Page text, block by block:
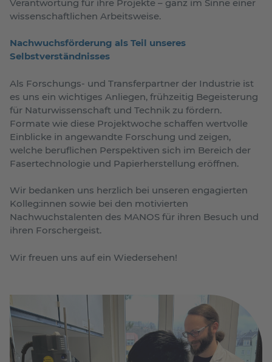
Verantwortung für ihre Projekte – ganz im Sinne einer
wissenschaftlichen Arbeitsweise.
Nachwuchsförderung als Teil unseres
Selbstverständnisses
Als Forschungs- und Transferpartner der Industrie ist
es uns ein wichtiges Anliegen, frühzeitig Begeisterung
für Naturwissenschaft und Technik zu fördern.
Formate wie diese Projektwoche schaffen wertvolle
Einblicke in angewandte Forschung und zeigen,
welche beruflichen Perspektiven sich im Bereich der
Fasertechnologie und Papierherstellung eröffnen.
Wir bedanken uns herzlich bei unseren engagierten
Kolleg:innen sowie bei den motivierten
Nachwuchstalenten des MANOS für ihren Besuch und
ihren Forschergeist.
Wir freuen uns auf ein Wiedersehen!